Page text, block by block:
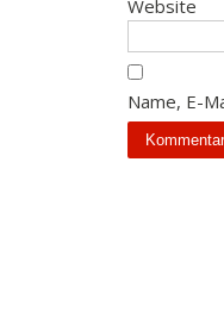
Website
Name, E-